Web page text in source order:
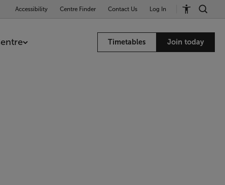
Accessibility Centre Finder Contact Us Log In
Timetables Join today